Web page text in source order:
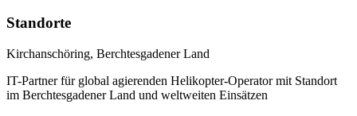
Standorte
Kirchanschöring, Berchtesgadener Land
IT-Partner für global agierenden Helikopter-Operator mit Standort
im Berchtesgadener Land und weltweiten Einsätzen